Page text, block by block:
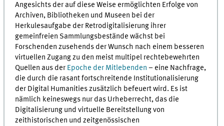
Angesichts der auf diese Weise ermöglichten Erfolge von
Archiven, Bibliotheken und Museen bei der
Herkulesaufgabe der Retrodigitalisierung ihrer
gemeinfreien Sammlungsbestände wächst bei
Forschenden zusehends der Wunsch nach einem besseren
virtuellen Zugang zu den meist multipel rechtebewehrten
Quellen aus der Epoche der Mitlebenden – eine Nachfrage,
die durch die rasant fortschreitende Institutionalisierung
der Digital Humanities zusätzlich befeuert wird. Es ist
nämlich keineswegs nur das Urheberrecht, das die
Digitalisierung und virtuelle Bereitstellung von
zeithistorischen und zeitgenössischen